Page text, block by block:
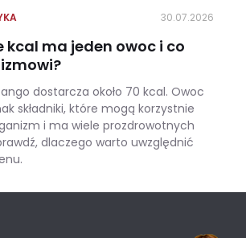
30.07.2026
kcal ma jeden owoc i co
dostarcza około 70 kcal. Owoc
składniki, które mogą korzystnie
i ma wiele prozdrowotnych
dlaczego warto uwzględnić